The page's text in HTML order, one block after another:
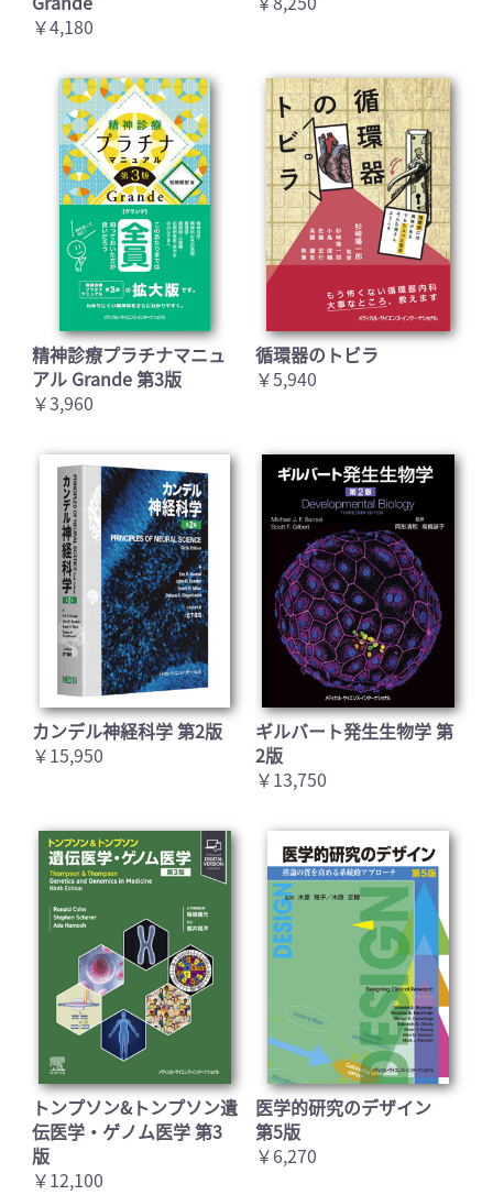
お買い物を続ける カートへ進む
￥4,180
精神診療プラチナマニュ
アル Grande 第3版
￥3,960
循環器のトビラ
￥5,940
カンデル神経科学 第2版
￥15,950
ギルバート発生生物学 第
2版
￥13,750
トンプソン&トンプソン遺
伝医学・ゲノム医学 第3
版
￥12,100
医学的研究のデザイン
第5版
￥6,270